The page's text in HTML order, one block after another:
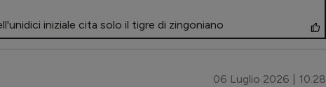
iniziale cita solo il tigre di zingoniano
06 Luglio 2026 | 10.28